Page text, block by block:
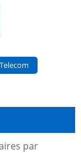
par